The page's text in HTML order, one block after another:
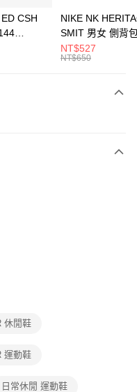
將跳轉至「AFTEE先享後付」
。
中的連結，可透過四大超商／
為交易完成。
帳頁面顯示為準，若有關於
問，請聯繫「AFTEE先享後付
support/home
先享後付」服務完成之交
費
費
費
CSH
短統襪
NIKE NK
SMIT 男女 側背
BA5871010
NT$527
NT$650
休閒鞋
運動鞋
日常休閒 運動鞋